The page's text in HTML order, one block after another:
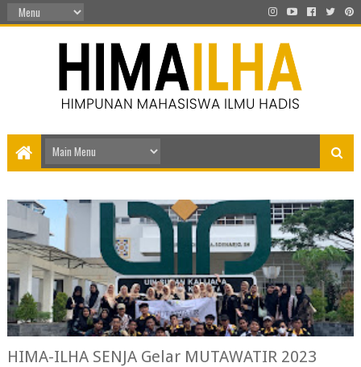
HIMA-ILHA SENJA Gelar MUTAWATIR 2023